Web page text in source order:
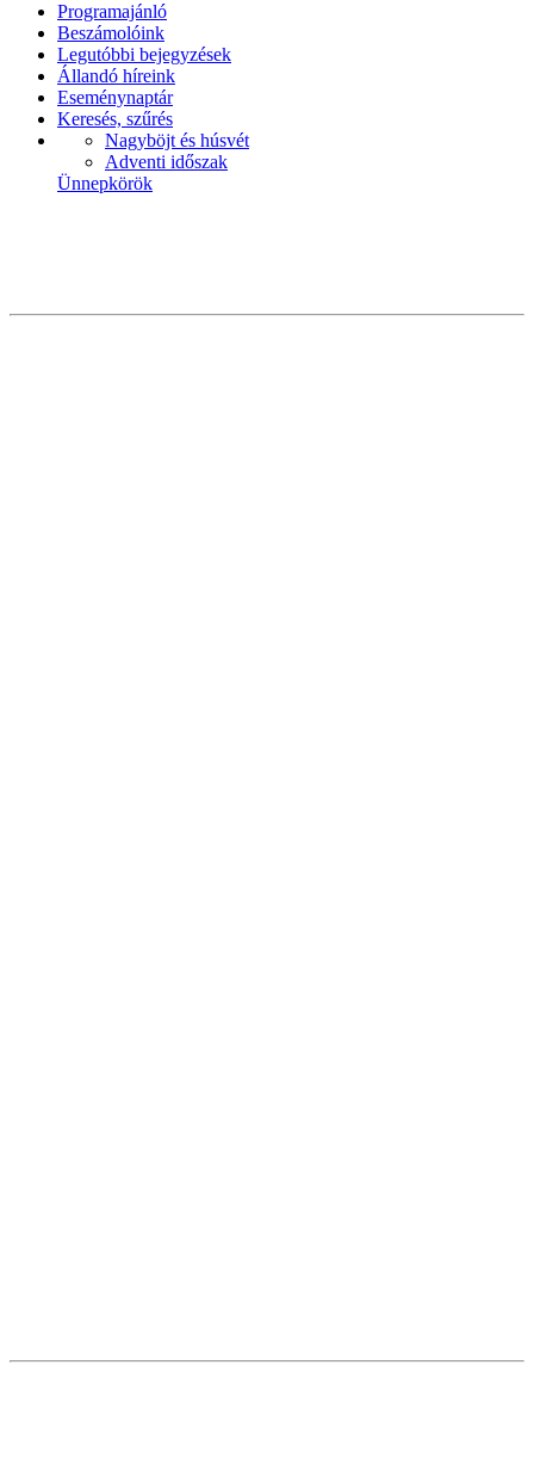
Programajánló
Beszámolóink
Legutóbbi bejegyzések
Állandó híreink
Eseménynaptár
Keresés, szűrés
Nagyböjt és húsvét
Adventi időszak
Ünnepkörök